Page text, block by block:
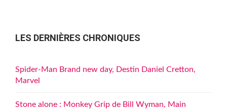
LES DERNIÈRES CHRONIQUES
Spider-Man Brand new day, Destin Daniel Cretton,
Marvel
Stone alone : Monkey Grip de Bill Wyman, Main